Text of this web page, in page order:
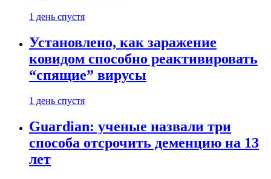
1 день спустя
Установлено, как заражение
ковидом способно реактивировать
“спящие” вирусы
1 день спустя
Guardian: ученые назвали три
способа отсрочить деменцию на 13
лет